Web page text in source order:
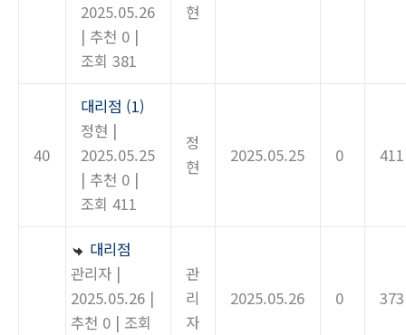
2025.05.26
| 추천 0 |
조회 381
현
40
대리점 (1)
정현 |
2025.05.25
| 추천 0 |
조회 411
정
현
2025.05.25 0 411
대리점
관리자 |
2025.05.26 |
추천 0 | 조회
관
리
자
2025.05.26 0 373